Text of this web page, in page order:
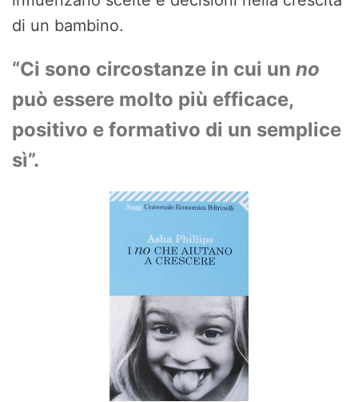
di un bambino.
“Ci sono circostanze in cui un no
può essere molto più efficace,
positivo e formativo di un semplice
sì”.